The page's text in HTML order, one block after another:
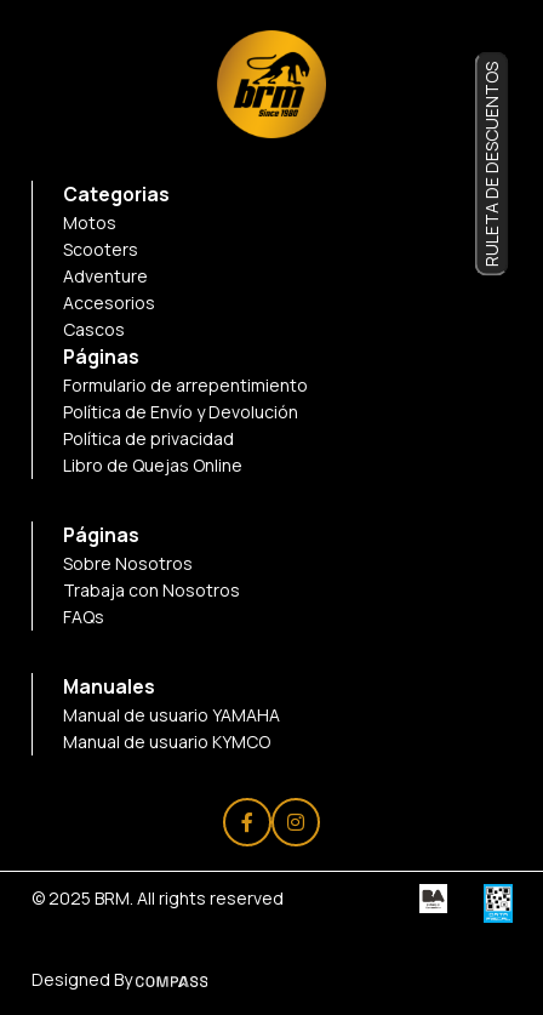
Categorias
Motos
Scooters
Adventure
Accesorios
Cascos
Páginas
Formulario de arrepentimiento
Política de Envío y Devolución
Política de privacidad
Libro de Quejas Online
Páginas
Sobre Nosotros
Trabaja con Nosotros
FAQs
Manuales
Manual de usuario YAMAHA
Manual de usuario KYMCO
© 2025 BRM. All rights reserved
Designed By
RULETA DE DESCUENTOS